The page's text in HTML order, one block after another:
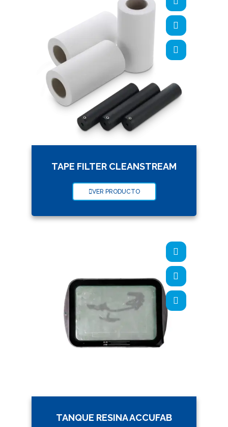
TAPE FILTER CLEANSTREAM
VER PRODUCTO
TANQUE RESINA ACCUFAB